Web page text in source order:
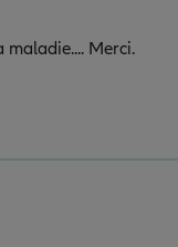
Merci.